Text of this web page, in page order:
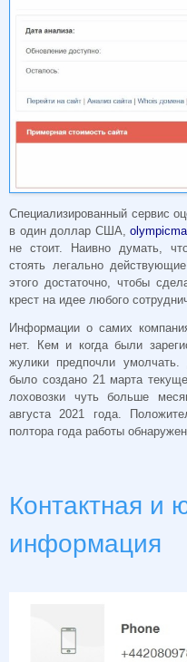
Специализированный сервис
в один доллар США,
не стоит. Наивно думать,
стоять легально
этого достаточно, чтобы
крест на идее любого
Информации о самих
нет. Кем и когда были
жулики предпочли
было создано 21 марта
лоховозки чуть больше
августа 2021 года.
полтора года работы
Контактная и
информация